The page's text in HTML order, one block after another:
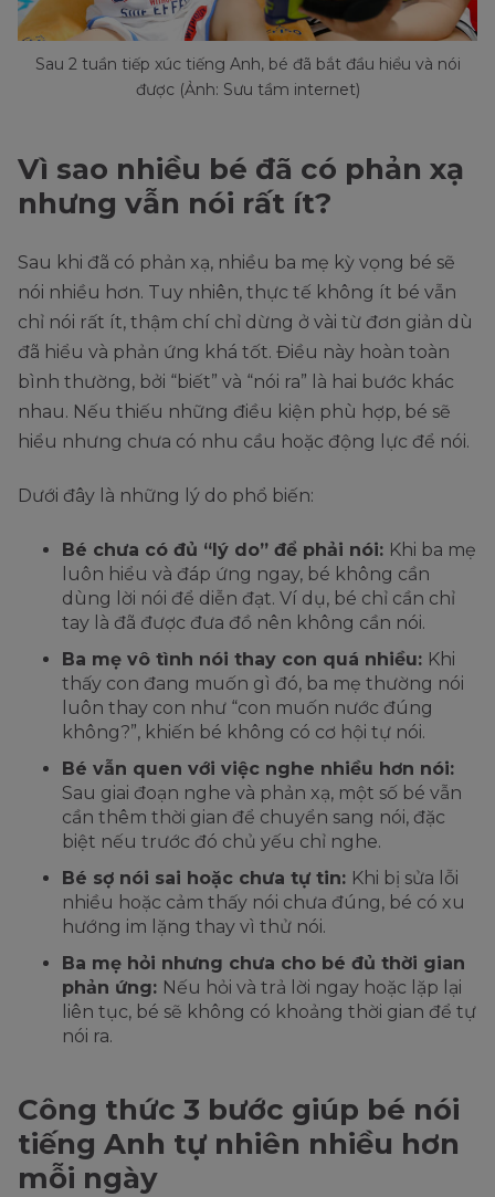
Sau 2 tuần tiếp xúc tiếng Anh, bé đã bắt đầu hiểu và nói
được (Ảnh: Sưu tầm internet)
Vì sao nhiều bé đã có phản xạ
nhưng vẫn nói rất ít?
Sau khi đã có phản xạ, nhiều ba mẹ kỳ vọng bé sẽ
nói nhiều hơn. Tuy nhiên, thực tế không ít bé vẫn
chỉ nói rất ít, thậm chí chỉ dừng ở vài từ đơn giản dù
đã hiểu và phản ứng khá tốt. Điều này hoàn toàn
bình thường, bởi “biết” và “nói ra” là hai bước khác
nhau. Nếu thiếu những điều kiện phù hợp, bé sẽ
hiểu nhưng chưa có nhu cầu hoặc động lực để nói.
Dưới đây là những lý do phổ biến:
Bé chưa có đủ “lý do” để phải nói: Khi ba mẹ
luôn hiểu và đáp ứng ngay, bé không cần
dùng lời nói để diễn đạt. Ví dụ, bé chỉ cần chỉ
tay là đã được đưa đồ nên không cần nói.
Ba mẹ vô tình nói thay con quá nhiều: Khi
thấy con đang muốn gì đó, ba mẹ thường nói
luôn thay con như “con muốn nước đúng
không?”, khiến bé không có cơ hội tự nói.
Bé vẫn quen với việc nghe nhiều hơn nói:
Sau giai đoạn nghe và phản xạ, một số bé vẫn
cần thêm thời gian để chuyển sang nói, đặc
biệt nếu trước đó chủ yếu chỉ nghe.
Bé sợ nói sai hoặc chưa tự tin: Khi bị sửa lỗi
nhiều hoặc cảm thấy nói chưa đúng, bé có xu
hướng im lặng thay vì thử nói.
Ba mẹ hỏi nhưng chưa cho bé đủ thời gian
phản ứng: Nếu hỏi và trả lời ngay hoặc lặp lại
liên tục, bé sẽ không có khoảng thời gian để tự
nói ra.
Công thức 3 bước giúp bé nói
tiếng Anh tự nhiên nhiều hơn
mỗi ngày